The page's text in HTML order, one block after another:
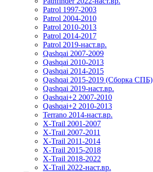
Patrol 1997-2003
Patrol 2004-2010
Patrol 2010-2013
Patrol 2014-2017
Patrol 2019-наст.вр.
Qashqai 2007-2009
Qashqai 2010-2013
Qashqai 2014-2015
Qashqai 2015-2019 (Сборка СПБ)
Qashqai 2019-наст.вр.
Qashqai+2 2007-2010
Qashqai+2 2010-2013
Terrano 2014-наст.вр.
X-Trail 2001-2007
X-Trail 2007-2011
X-Trail 2011-2014
X-Trail 2015-2018
X-Trail 2018-2022
X-Trail 2022-наст.вр.